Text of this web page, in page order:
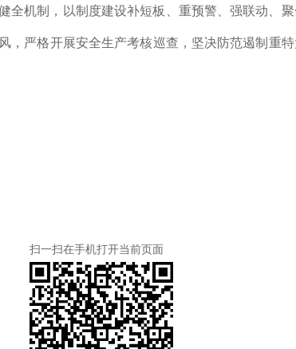
全机制，以制度建设补短板、重预警、强联动、
严格开展安全生产考核巡查，坚决防范遏制重
扫一扫在手机打开当前页面